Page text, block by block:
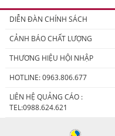
DIỄN ĐÀN CHÍNH SÁCH
CẢNH BÁO CHẤT LƯỢNG
THƯƠNG HIỆU HỘI NHẬP
HOTLINE: 0963.806.677
LIÊN HỆ QUẢNG CÁO :
TEL:0988.624.621